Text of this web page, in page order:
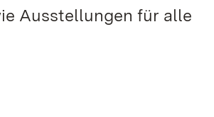
Ausstellungen für alle